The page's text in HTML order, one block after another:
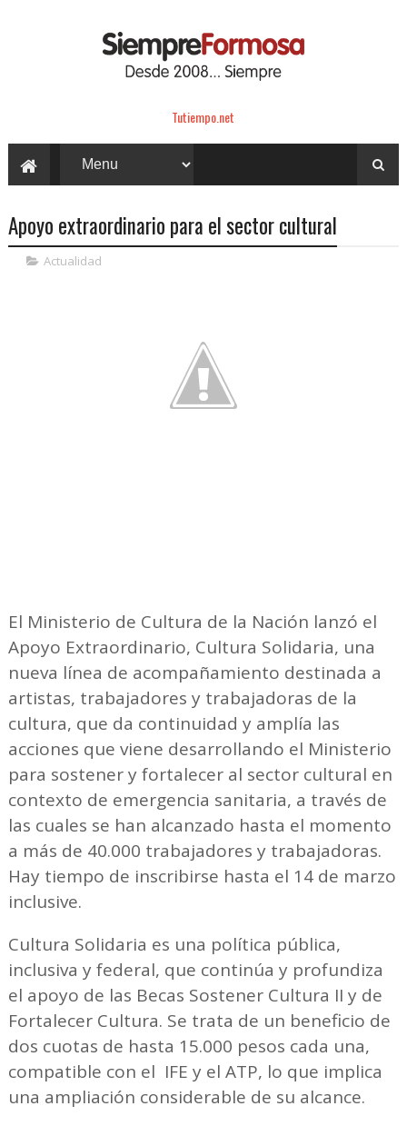
Tutiempo.net
Apoyo extraordinario para el sector cultural
Actualidad
El Ministerio de Cultura de la Nación lanzó el
Apoyo Extraordinario, Cultura Solidaria, una
nueva línea de acompañamiento destinada a
artistas, trabajadores y trabajadoras de la
cultura, que da continuidad y amplía las
acciones que viene desarrollando el Ministerio
para sostener y fortalecer al sector cultural en
contexto de emergencia sanitaria, a través de
las cuales se han alcanzado hasta el momento
a más de 40.000 trabajadores y trabajadoras.
Hay tiempo de inscribirse hasta el 14 de marzo
inclusive.
Cultura Solidaria es una política pública,
inclusiva y federal, que continúa y profundiza
el apoyo de las Becas Sostener Cultura II y de
Fortalecer Cultura. Se trata de un beneficio de
dos cuotas de hasta 15.000 pesos cada una,
compatible con el IFE y el ATP, lo que implica
una ampliación considerable de su alcance.